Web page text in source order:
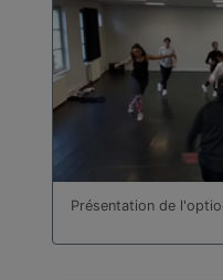
Présentation de